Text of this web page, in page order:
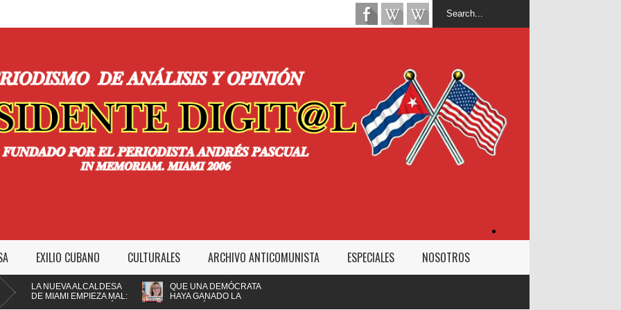
EXILIO CUBANO CULTURALES ARCHIVO ANTICOMUNISTA ESPECIALES NOSOTROS
LA NUEVA ALCALDESA
DE MIAMI EMPIEZA MAL:
A LA POLICÍA
QUE UNA DEMÓCRATA
HAYA GANADO LA